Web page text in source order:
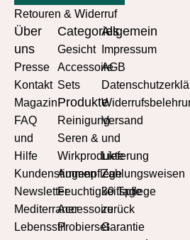
Retouren & Widerruf
Über
uns
Presse
Kontakt
Magazin
FAQ
und
Hilfe
Kundenstimmen
Newsletter
Mediterraner
Lebensstil
Categories
Gesicht
Accessoire
Sets
Produkte
Reinigung
Seren &
Wirkprodukte
Augenpflege
Feuchtigkeitspflege
Accessoire
Probierset
Allgemein
Impressum
AGB
Versand
und
Lieferung
Zahlungsweisen
30 Tage
zurück
Garantie